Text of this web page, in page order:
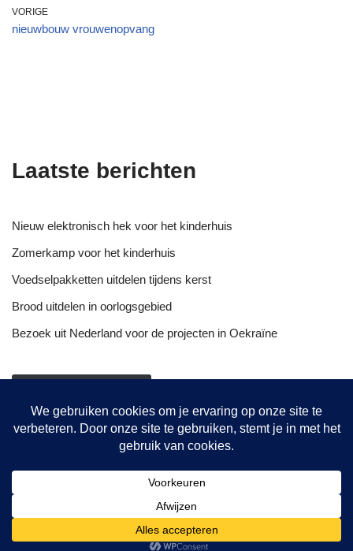
VORIGE
nieuwbouw vrouwenopvang
Laatste berichten
Nieuw elektronisch hek voor het kinderhuis
Zomerkamp voor het kinderhuis
Voedselpakketten uitdelen tijdens kerst
Brood uitdelen in oorlogsgebied
Bezoek uit Nederland voor de projecten in Oekraïne
De bakkerij
© {current_year} {site_title}